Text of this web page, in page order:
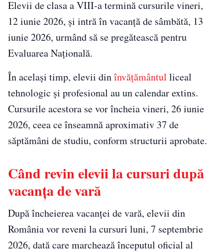
Elevii de clasa a VIII-a termină cursurile vineri,
12 iunie 2026, și intră în vacanță de sâmbătă, 13
iunie 2026, urmând să se pregătească pentru
Evaluarea Națională.
În același timp, elevii dinînvățământul liceal
tehnologic și profesional au un calendar extins.
Cursurile acestora se vor încheia vineri, 26 iunie
2026, ceea ce înseamnă aproximativ 37 de
săptămâni de studiu, conform structurii aprobate.
Când revin elevii la cursuri după
vacanța de vară
După încheierea vacanței de vară, elevii din
România vor reveni la cursuri luni, 7 septembrie
2026, dată care marchează începutul oficial al